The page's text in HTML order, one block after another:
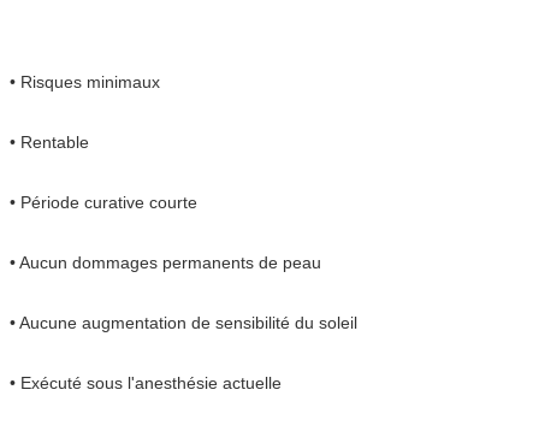
• Risques minimaux
• Rentable
• Période curative courte
• Aucun dommages permanents de peau
• Aucune augmentation de sensibilité du soleil
• Exécuté sous l'anesthésie actuelle